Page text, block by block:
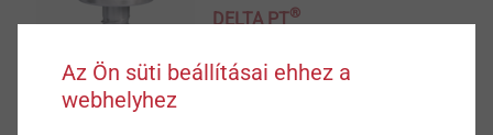
DELTA PT®
Termék megtekintése
Az Ön süti beállításai ehhez a
webhelyhez